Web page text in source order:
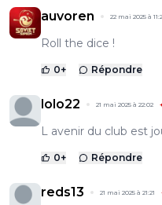
auvoren 22 mai 2025 à
Roll the dice !
0+ Répondre
lolo22 21 mai 2025 à 22:02
L avenir du club est
0+ Répondre
reds13 21 mai 2025 à 21:21